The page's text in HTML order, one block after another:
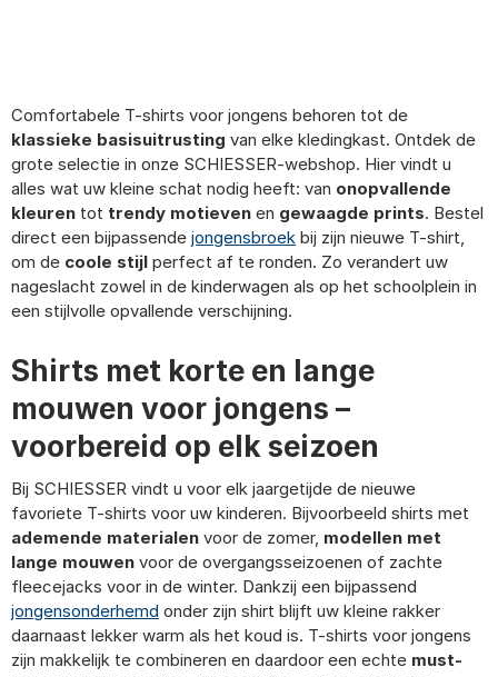
Comfortabele T-shirts voor jongens behoren tot de
klassieke basisuitrusting van elke kledingkast. Ontdek de
grote selectie in onze SCHIESSER-webshop. Hier vindt u
alles wat uw kleine schat nodig heeft: van onopvallende
kleuren tot trendy motieven en gewaagde prints. Bestel
direct een bijpassende jongensbroek bij zijn nieuwe T-shirt,
om de coole stijl perfect af te ronden. Zo verandert uw
nageslacht zowel in de kinderwagen als op het schoolplein in
een stijlvolle opvallende verschijning.
Shirts met korte en lange
mouwen voor jongens –
voorbereid op elk seizoen
Bij SCHIESSER vindt u voor elk jaargetijde de nieuwe
favoriete T-shirts voor uw kinderen. Bijvoorbeeld shirts met
ademende materialen voor de zomer, modellen met
lange mouwen voor de overgangsseizoenen of zachte
fleecejacks voor in de winter. Dankzij een bijpassend
jongensonderhemd onder zijn shirt blijft uw kleine rakker
daarnaast lekker warm als het koud is. T-shirts voor jongens
zijn makkelijk te combineren en daardoor een echte must-